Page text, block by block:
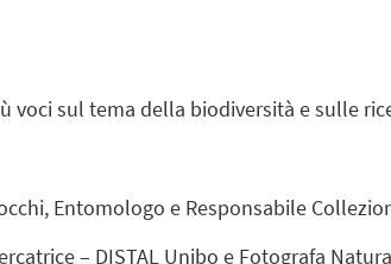
voci sul tema della biodiversità e sulle
Entomologo e Responsabile
– DISTAL Unibo e Fotografa